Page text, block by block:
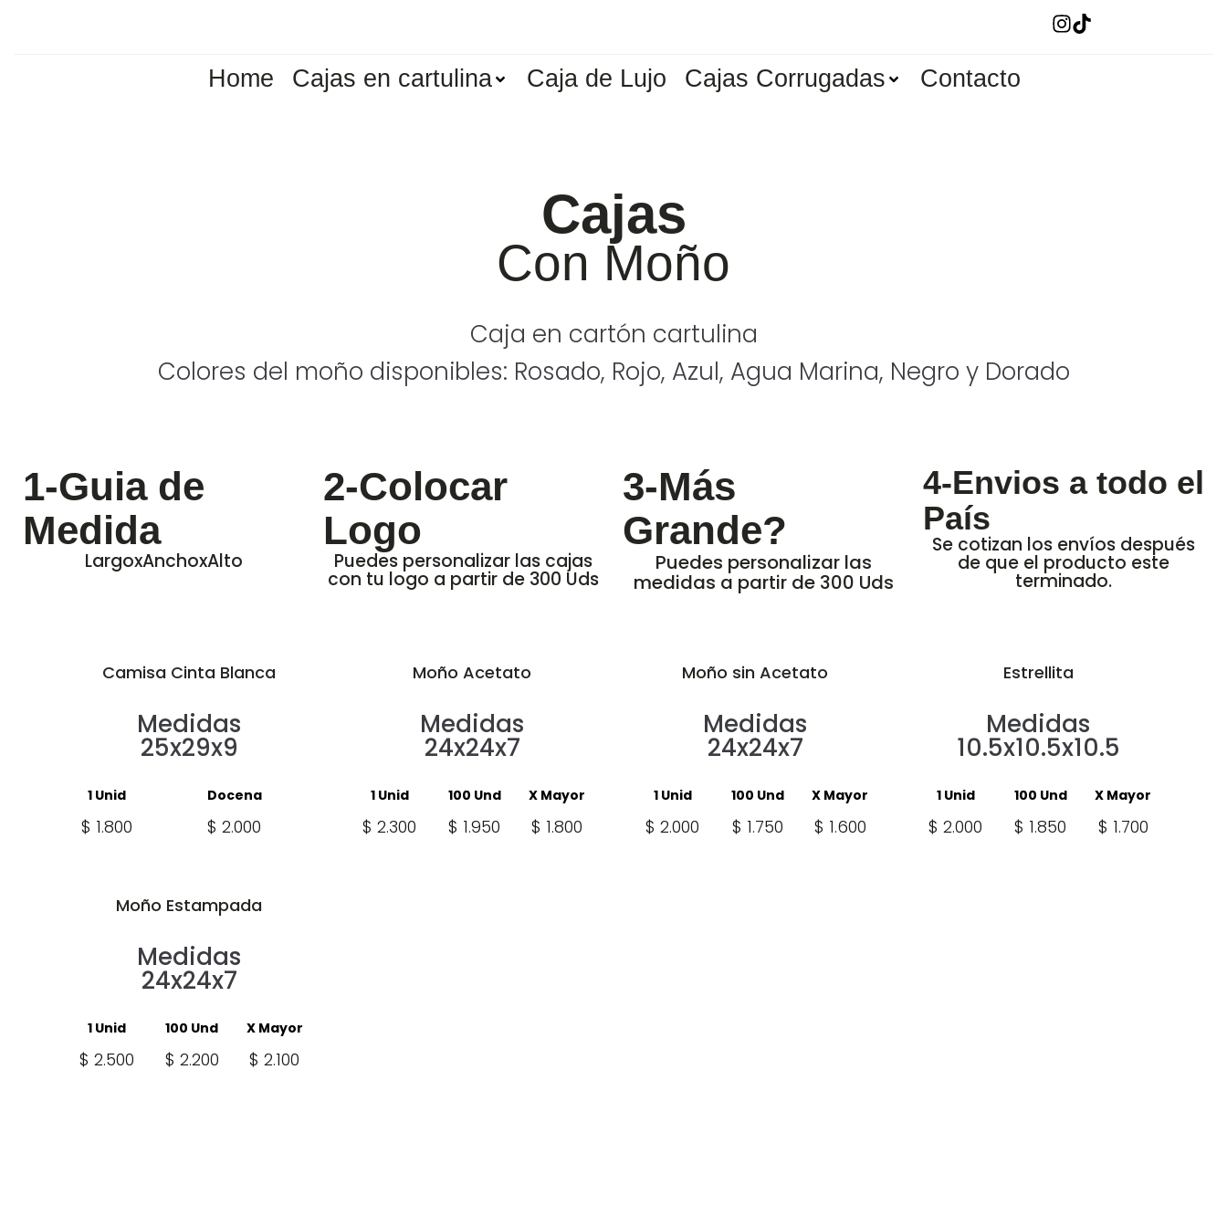
Home Cajas en cartulina Caja de Lujo Cajas Corrugadas Contacto
Cajas
Con Moño
Caja en cartón cartulina
Colores del moño disponibles: Rosado, Rojo, Azul, Agua Marina, Negro y Dorado
1-Guia de
Medida
LargoxAnchoxAlto
2-Colocar
Logo
Puedes personalizar las cajas
con tu logo a partir de 300 Uds
3-Más
Grande?
Puedes personalizar las
medidas a partir de 300 Uds
4-Envios a todo el
País
Se cotizan los envíos después
de que el producto este
terminado.
Camisa Cinta Blanca
Medidas
25x29x9
1 Unid Docena
$ 1.800 $ 2.000
Moño Acetato
Medidas
24x24x7
1 Unid 100 Und X Mayor
$ 2.300 $ 1.950 $ 1.800
Moño sin Acetato
Medidas
24x24x7
1 Unid 100 Und X Mayor
$ 2.000 $ 1.750 $ 1.600
Estrellita
Medidas
10.5x10.5x10.5
1 Unid 100 Und X Mayor
$ 2.000 $ 1.850 $ 1.700
Moño Estampada
Medidas
24x24x7
1 Unid 100 Und X Mayor
$ 2.500 $ 2.200 $ 2.100